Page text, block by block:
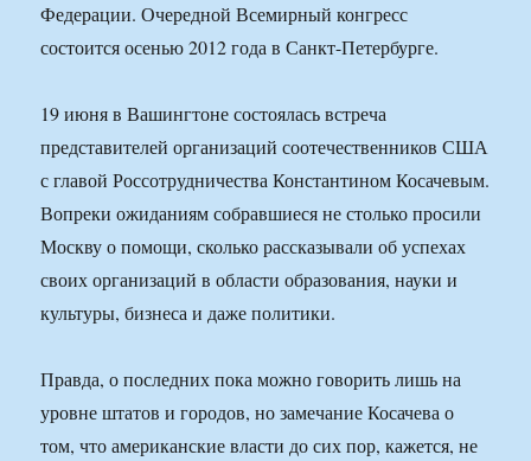
Федерации. Очередной Всемирный конгресс
состоится осенью 2012 года в Санкт-Петербурге.
19 июня в Вашингтоне состоялась встреча
представителей организаций соотечественников США
с главой Россотрудничества Константином Косачевым.
Вопреки ожиданиям собравшиеся не столько просили
Москву о помощи, сколько рассказывали об успехах
своих организаций в области образования, науки и
культуры, бизнеса и даже политики.
Правда, о последних пока можно говорить лишь на
уровне штатов и городов, но замечание Косачева о
том, что американские власти до сих пор, кажется, не